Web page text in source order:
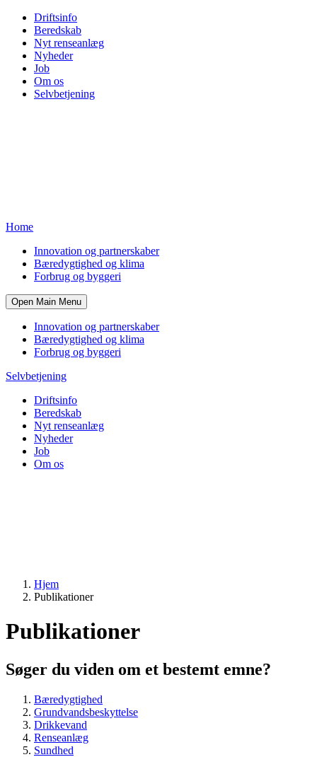
Driftsinfo
Beredskab
Nyt renseanlæg
Nyheder
Job
Om os
Selvbetjening
Home
Innovation og partnerskaber
Bæredygtighed og klima
Forbrug og byggeri
Open Main Menu
Innovation og partnerskaber
Bæredygtighed og klima
Forbrug og byggeri
Selvbetjening
Driftsinfo
Beredskab
Nyt renseanlæg
Nyheder
Job
Om os
Hjem
Publikationer
Publikationer
Søger du viden om et bestemt emne?
Bæredygtighed
Grundvandsbeskyttelse
Drikkevand
Renseanlæg
Sundhed